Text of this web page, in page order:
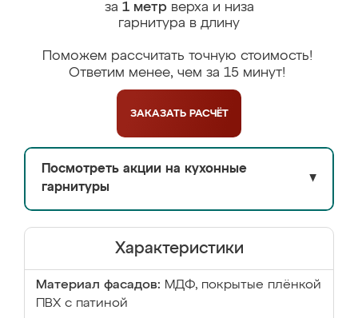
за 1 метрверха и низа
гарнитура в длину
Поможем рассчитать точную стоимость!
Ответим менее, чем за 15 минут!
ЗАКАЗАТЬ РАСЧЁТ
Посмотреть акции на кухонные
гарнитуры
▼
Характеристики
Материал фасадов: МДФ, покрытые плёнкой
ПВХ с патиной